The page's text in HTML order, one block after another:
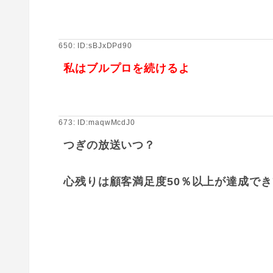
650: ID:sBJxDPd90
私はブルプロを続けるよ
673: ID:maqwMcdJ0
つぎの放送いつ？
心残りは顧客満足度50％以上が達成で